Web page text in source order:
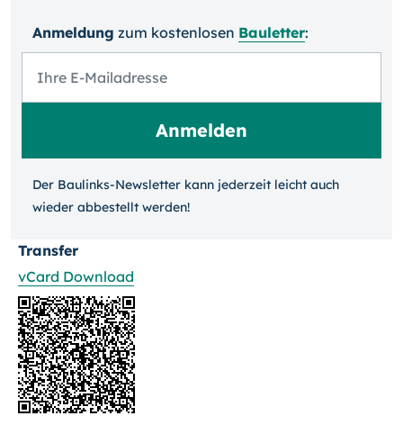
Anmeldung zum kosten­losen Bauletter:
Der Baulinks-Newsletter kann jeder­zeit leicht auch
wieder ab­bestellt werden!
Transfer
vCard Download